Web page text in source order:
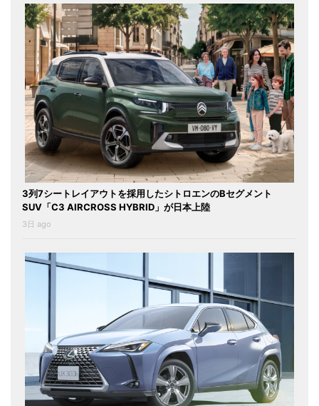
3列7シートレイアウトを採用したシトロエンのBセグメント
SUV「C3 AIRCROSS HYBRID」が日本上陸
3日 ago